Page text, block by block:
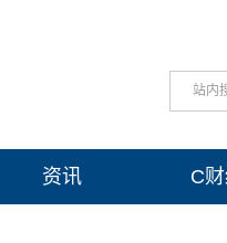
站内
资讯 C